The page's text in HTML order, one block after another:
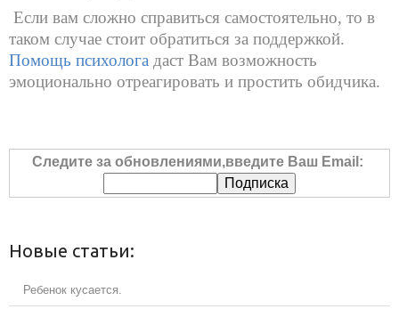
Если вам сложно справиться самостоятельно, то в
таком случае стоит обратиться за поддержкой.
Помощь психолога даст Вам возможность
эмоционально отреагировать и простить обидчика.
Следите за обновлениями,введите Ваш Email:
Новые статьи:
Ребенок кусается.